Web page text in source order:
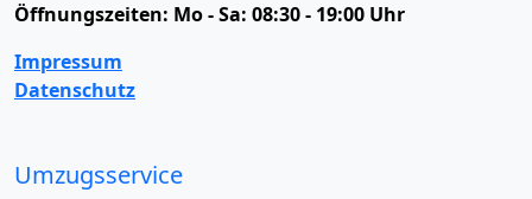
Öffnungszeiten: Mo - Sa: 08:30 - 19:00 Uhr
Impressum
Datenschutz
Umzugsservice